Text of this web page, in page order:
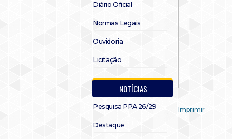
Diário Oficial
Normas Legais
Ouvidoria
Licitação
NOTÍCIAS
Pesquisa PPA 26/29
Destaque
Imprimir